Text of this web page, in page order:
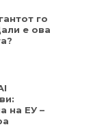
го
е ова
на ЕУ –